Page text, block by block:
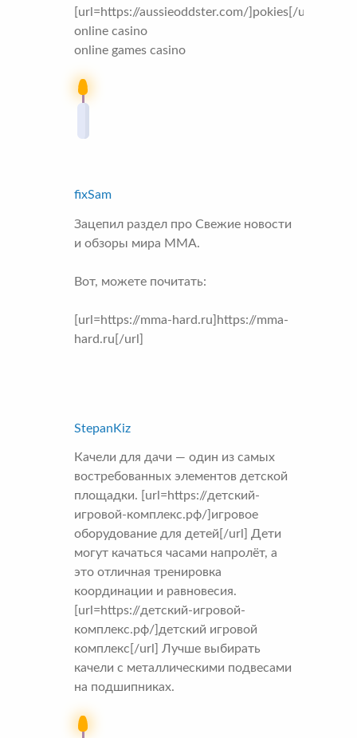
[url=https://aussieoddster.com/]pokies[/url]
online casino
online games casino
fixSam
Зацепил раздел про Свежие новости
и обзоры мира MMA.
Вот, можете почитать:
[url=https://mma-hard.ru]https://mma-
hard.ru[/url]
StepanKiz
Качели для дачи — один из самых
востребованных элементов детской
площадки. [url=https://детский-
игровой-комплекс.рф/]игровое
оборудование для детей[/url] Дети
могут качаться часами напролёт, а
это отличная тренировка
координации и равновесия.
[url=https://детский-игровой-
комплекс.рф/]детский игровой
комплекс[/url] Лучше выбирать
качели с металлическими подвесами
на подшипниках.